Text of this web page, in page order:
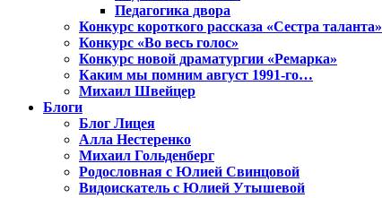
Педагогика двора
Конкурс короткого рассказа «Сестра таланта»
Конкурс «Во весь голос»
Конкурс новой драматургии «Ремарка»
Каким мы помним август 1991-го…
Михаил Швейцер
Блоги
Блог Лицея
Алла Нестеренко
Михаил Гольденберг
Родословная с Юлией Свинцовой
Видоискатель с Юлией Утышевой